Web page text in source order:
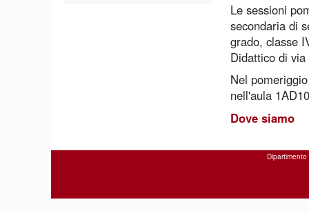
Le sessioni
secondaria di
grado, classe
Didattico di
Nel
nell'aula
Dove siamo
Dipartimento